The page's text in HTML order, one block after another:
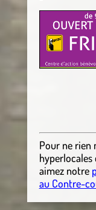
Pour ne rien
hyperlocales
aimez notre
au Contre-